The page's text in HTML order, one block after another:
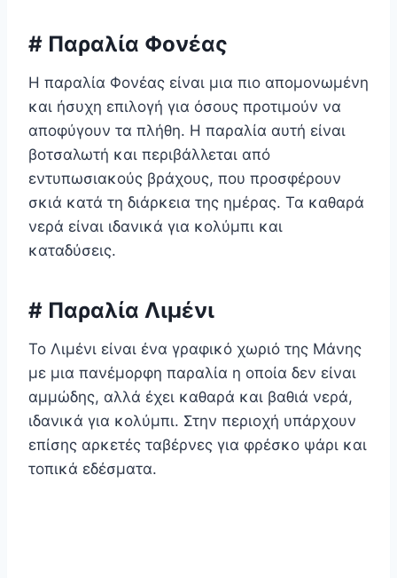
# Παραλία Φονέας
Η παραλία Φονέας είναι μια πιο απομονωμένη
και ήσυχη επιλογή για όσους προτιμούν να
αποφύγουν τα πλήθη. Η παραλία αυτή είναι
βοτσαλωτή και περιβάλλεται από
εντυπωσιακούς βράχους, που προσφέρουν
σκιά κατά τη διάρκεια της ημέρας. Τα καθαρά
νερά είναι ιδανικά για κολύμπι και
καταδύσεις.
# Παραλία Λιμένι
Το Λιμένι είναι ένα γραφικό χωριό της Μάνης
με μια πανέμορφη παραλία η οποία δεν είναι
αμμώδης, αλλά έχει καθαρά και βαθιά νερά,
ιδανικά για κολύμπι. Στην περιοχή υπάρχουν
επίσης αρκετές ταβέρνες για φρέσκο ψάρι και
τοπικά εδέσματα.